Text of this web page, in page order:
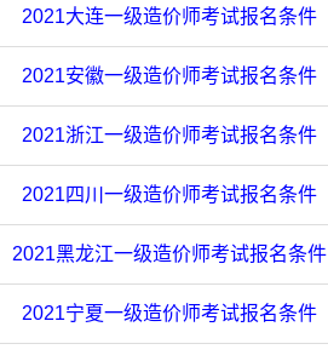
2021大连一级造价师考试报名条件
2021安徽一级造价师考试报名条件
2021浙江一级造价师考试报名条件
2021四川 一级造价师考试报名条件
2021黑龙江一级造价师考试报名条件
2021宁夏一级造价师考试报名条件